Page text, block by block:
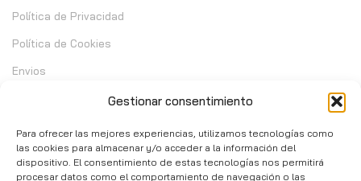
Gestionar consentimiento
Para ofrecer las mejores experiencias, utilizamos tecnologías como
las cookies para almacenar y/o acceder a la información del
dispositivo. El consentimiento de estas tecnologías nos permitirá
procesar datos como el comportamiento de navegación o las
Política de Privacidad
Política de Cookies
Envios
Contacto